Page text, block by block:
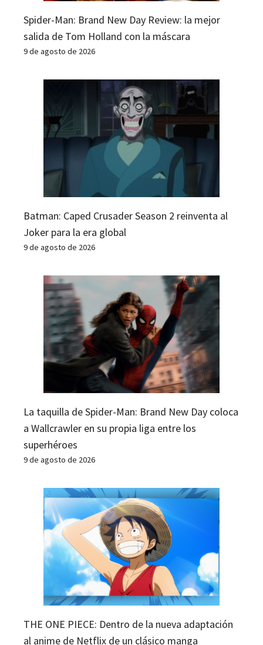
Spider-Man: Brand New Day Review: la mejor
salida de Tom Holland con la máscara
9 de agosto de 2026
Batman: Caped Crusader Season 2 reinventa al
Joker para la era global
9 de agosto de 2026
La taquilla de Spider-Man: Brand New Day coloca
a Wallcrawler en su propia liga entre los
superhéroes
9 de agosto de 2026
THE ONE PIECE: Dentro de la nueva adaptación
al anime de Netflix de un clásico manga